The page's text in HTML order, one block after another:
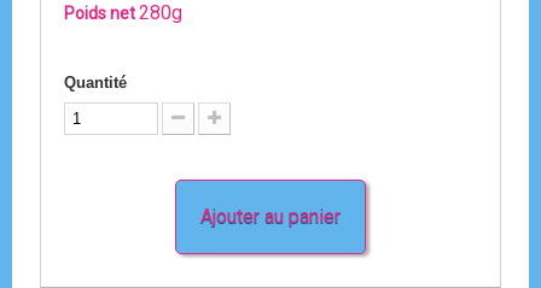
Poids net280g
Quantité
Ajouter au panier